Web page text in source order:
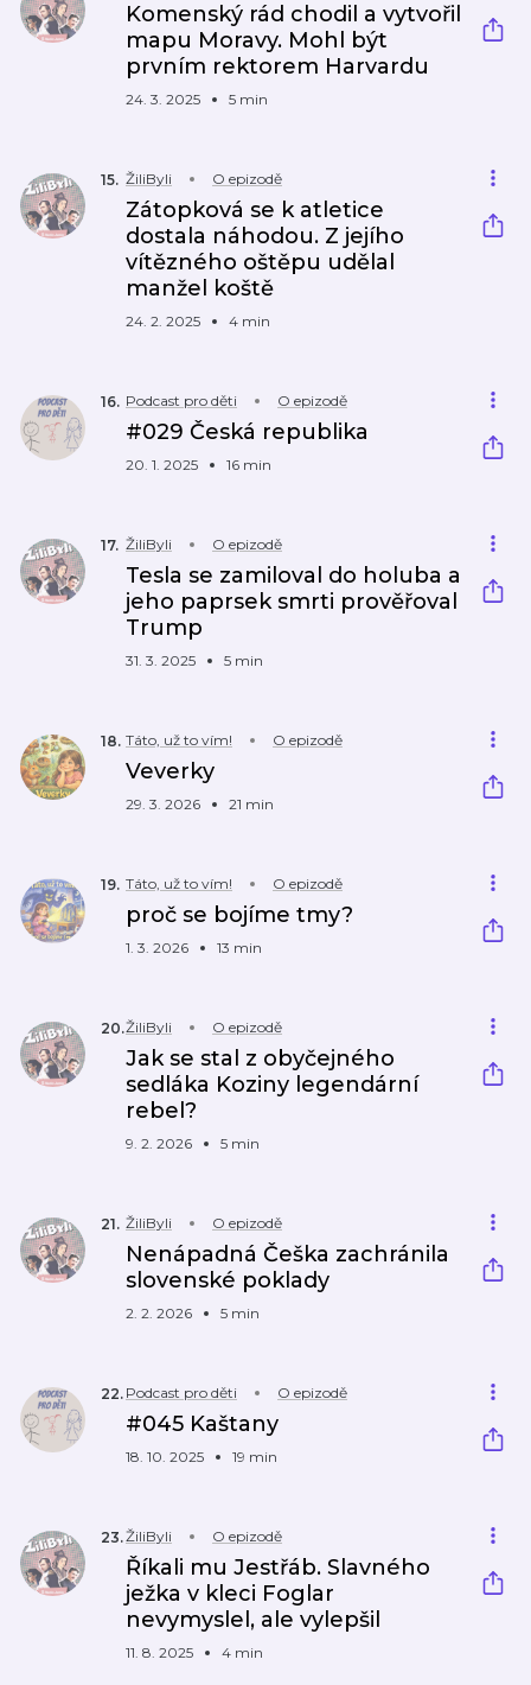
Komenský rád chodil a vytvořil
mapu Moravy. Mohl být
prvním rektorem Harvardu
24. 3. 2025 5 min
15. ŽiliByli O epizodě
Zátopková se k atletice
dostala náhodou. Z jejího
vítězného oštěpu udělal
manžel koště
24. 2. 2025 4 min
16. Podcast pro děti O epizodě
#029 Česká republika
20. 1. 2025 16 min
17. ŽiliByli O epizodě
Tesla se zamiloval do holuba a
jeho paprsek smrti prověřoval
Trump
31. 3. 2025 5 min
18. Táto, už to vím! O epizodě
Veverky
29. 3. 2026 21 min
19. Táto, už to vím! O epizodě
proč se bojíme tmy?
1. 3. 2026 13 min
20.ŽiliByli O epizodě
Jak se stal z obyčejného
sedláka Koziny legendární
rebel?
9. 2. 2026 5 min
21. ŽiliByli O epizodě
Nenápadná Češka zachránila
slovenské poklady
2. 2. 2026 5 min
22. Podcast pro děti O epizodě
#045 Kaštany
18. 10. 2025 19 min
23.ŽiliByli O epizodě
Říkali mu Jestřáb. Slavného
ježka v kleci Foglar
nevymyslel, ale vylepšil
11. 8. 2025 4 min